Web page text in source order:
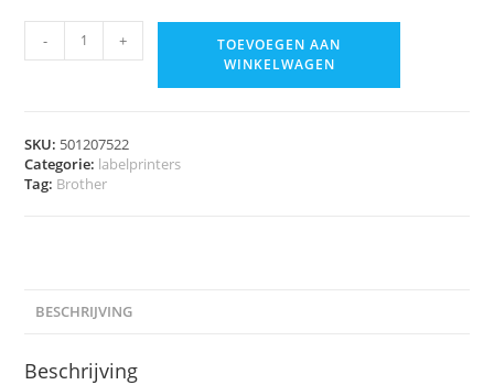
- +
TOEVOEGEN AAN
WINKELWAGEN
SKU: 501207522
Categorie: labelprinters
Tag: Brother
BESCHRIJVING
Beschrijving